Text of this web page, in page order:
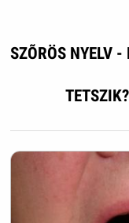
SZÕRÖS NYELV -